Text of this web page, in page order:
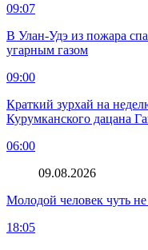
09:07
В Улан-Удэ из пожара
угарным газом
09:00
Краткий зурхай на
Курумканского дацана
06:00
09.08.2026
Молодой человек чуть
18:05